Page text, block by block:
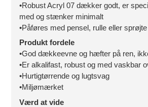
•Robust Acryl 07 dækker godt, er
med og stænker minimalt
•Påføres med pensel, rulle eller sprøjte
Produkt fordele
•God dækkeevne og hæfter på ren,
•Er alkalifast, robust og med vaskbar
•Hurtigtørrende og lugtsvag
•Miljømærket
Værd at vide